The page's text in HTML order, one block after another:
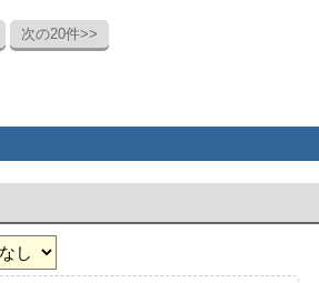
次の20件>>